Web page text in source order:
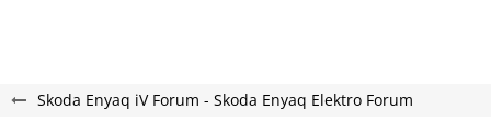
Skoda Enyaq iV Forum - Skoda Enyaq Elektro Forum